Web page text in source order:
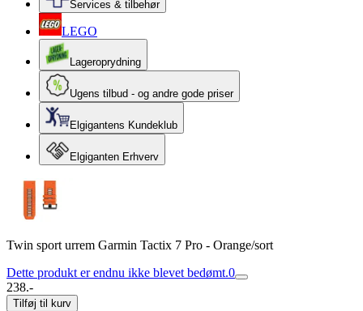
Services & tilbehør
LEGO
Lageroprydning
Ugens tilbud - og andre gode priser
Elgigantens Kundeklub
Elgiganten Erhverv
Twin sport urrem Garmin Tactix 7 Pro - Orange/sort
Dette produkt er endnu ikke blevet bedømt.0
238.-
Tilføj til kurv